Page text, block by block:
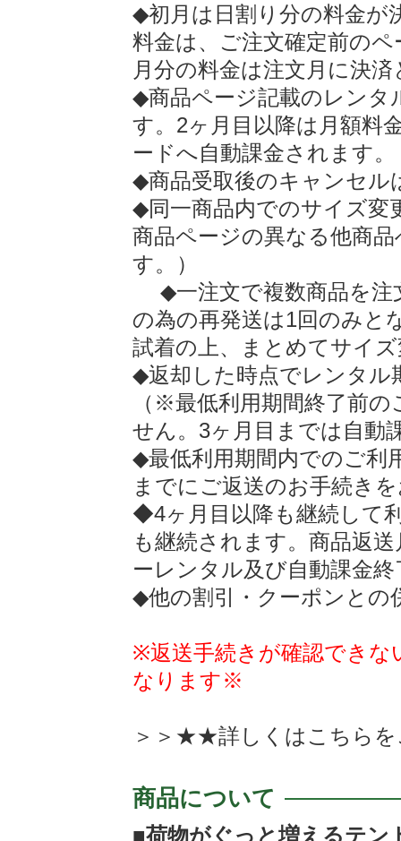
◆初月は日割り分の料金が
料金は、ご注文確定前の
月分の料金は注文月に決
◆商品ページ記載のレンタ
す。2ヶ月目以降は月額料
ードへ自動課金されます。
◆商品受取後のキャンセル
◆同一商品内でのサイズ
商品ページの異なる他商
す。）
◆一注文で複数商品を注
の為の再発送は1回のみと
試着の上、まとめてサイ
◆返却した時点でレンタル
（※最低利用期間終了前
せん。3ヶ月目までは自動
◆最低利用期間内でのご利
までにご返送のお手続き
◆4ヶ月目以降も継続して
も継続されます。商品返
ーレンタル及び自動課金
◆他の割引・クーポンとの
※返送手続きが確認できな
なります※
＞＞★★詳しくは こちら
商品について
■荷物がぐっと増えるテン